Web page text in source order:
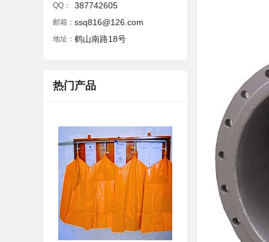
QQ： 387742605
邮箱： ssq816@126.com
地址： 鹤山南路18号
热门产品